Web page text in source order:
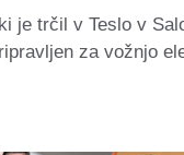
je trčil v Teslo v
za vožnjo